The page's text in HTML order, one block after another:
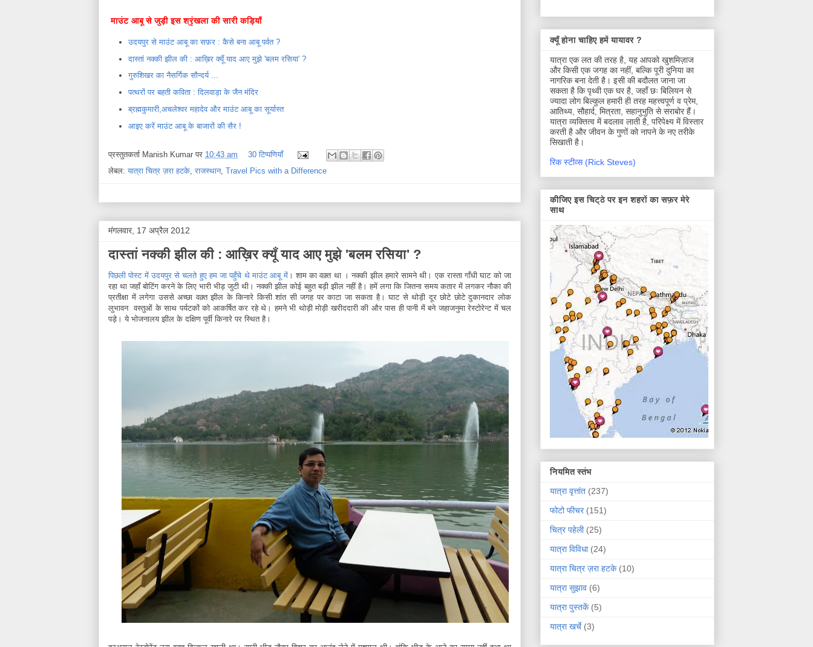
माउंट आबू से जुड़ी इस श्रृंखला की सारी कड़ियाँ
उदयपुर से माउंट आबू का सफ़र : कैसे बना आबू पर्वत ?
दास्तां नक्की झील की : आख़िर क्यूँ याद आए मुझे 'बलम रसिया' ?
गुरुशिखर का नैसर्गिक सौन्दर्य ...
पत्थरों पर बहती कविता : दिलवाड़ा के जैन मंदिर
ब्रह्मकुमारी,अचलेश्वर महादेव और माउंट आबू का सूर्यास्त
आइए करें माउंट आबू के बाजारों की सैर !
प्रस्तुतकर्ता Manish Kumar पर 10:43 am
30 टिप्पणियाँ
लेबल:यात्रा चित्र ज़रा हटके ,राजस्थान, Travel Pics with a Difference
मंगलवार, 17 अप्रैल 2012
दास्तां नक्की झील की : आख़िर क्यूँ याद आए मुझे 'बलम रसिया' ?
पिछली पोस्ट में उदयपुर से चलते हुए हम जा पहुँचे थे माउंट आबू में। शाम का वक़्त था । नक्की झील हमारे सामने थी। एक रास्ता गाँधी घाट को जा
रहा था जहाँ बोटिंग करने के लिए भारी भीड़ जुटी थी। नक्की झील कोई बहुत बड़ी झील नहीं है। हमें लगा कि जितना समय कतार में लगकर नौका की
प्रतीक्षा में लगेगा उससे अच्छा वक़्त झील के किनारे किसी शांत सी जगह पर काटा जा सकता है। घाट से थोड़ी दूर छोटे छोटे दुकानदार लोक
लुभावन वस्तुओं के साथ पर्यटकों को आकर्षित कर रहे थे। हमने भी थोड़ी मोड़ी खरीददारी की और पास ही पानी में बने जहाजनुमा रेस्टोरेन्ट में चल
पड़े। ये भोजनालय झील के दक्षिण पूर्वी किनारे पर स्थित है।
क्यूँ होना चाहिए हमें यायावर ?
यात्रा एक लत की तरह है, यह आपको खुशमिज़ाज
और किसी एक जगह का नहीं, बल्कि पूरी दुनिया का
नागरिक बना देती है। इसी की बदौलत जाना जा
सकता है कि पृथ्वी एक घर है, जहाँ छः बिलियन से
ज्यादा लोग बिल्कुल हमारी ही तरह महत्त्वपूर्ण व प्रेम,
आतिथ्य, सौहार्द, मित्रता, सहानुभुति से सराबोर हैं।
यात्रा व्यक्तित्व में बदलाव लाती है, परिपेक्ष्य में विस्तार
करती है और जीवन के गुणों को नापने के नए तरीके
सिखाती है।
रिक स्टीव्स (Rick Steves)
कीजिए इस चिट्ठे पर इन शहरों का सफ़र मेरे
साथ
नियमित स्तंभ
यात्रा वृत्तांत (237)
फोटो फीचर (151)
चित्र पहेली (25)
यात्रा विविधा (24)
यात्रा चित्र ज़रा हटके (10)
यात्रा सुझाव (6)
यात्रा पुस्तकें (5)
यात्रा खर्चे (3)